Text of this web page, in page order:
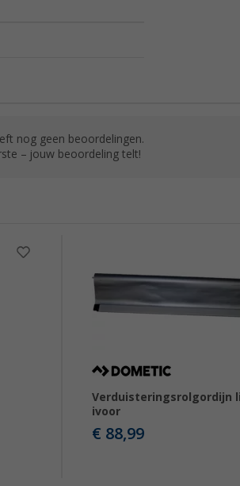
nog geen beoordelingen.
– jouw beoordeling telt!
Verduisteringsrolgordijn
ivoor
€ 88,99